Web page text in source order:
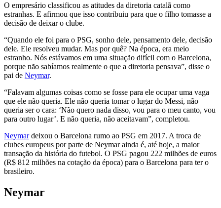
O empresário classificou as atitudes da diretoria catalã como
estranhas. E afirmou que isso contribuiu para que o filho tomasse a
decisão de deixar o clube.
“Quando ele foi para o PSG, sonho dele, pensamento dele, decisão
dele. Ele resolveu mudar. Mas por quê? Na época, era meio
estranho. Nós estávamos em uma situação difícil com o Barcelona,
porque não sabíamos realmente o que a diretoria pensava”, disse o
pai de Neymar.
“Falavam algumas coisas como se fosse para ele ocupar uma vaga
que ele não queria. Ele não queria tomar o lugar do Messi, não
queria ser o cara: ‘Não quero nada disso, vou para o meu canto, vou
para outro lugar’. E não queria, não aceitavam”, completou.
Neymardeixou o Barcelona rumo ao PSG em 2017. A troca de
clubes europeus por parte de Neymar ainda é, até hoje, a maior
transação da história do futebol. O PSG pagou 222 milhões de euros
(R$ 812 milhões na cotação da época) para o Barcelona para ter o
brasileiro.
Neymar